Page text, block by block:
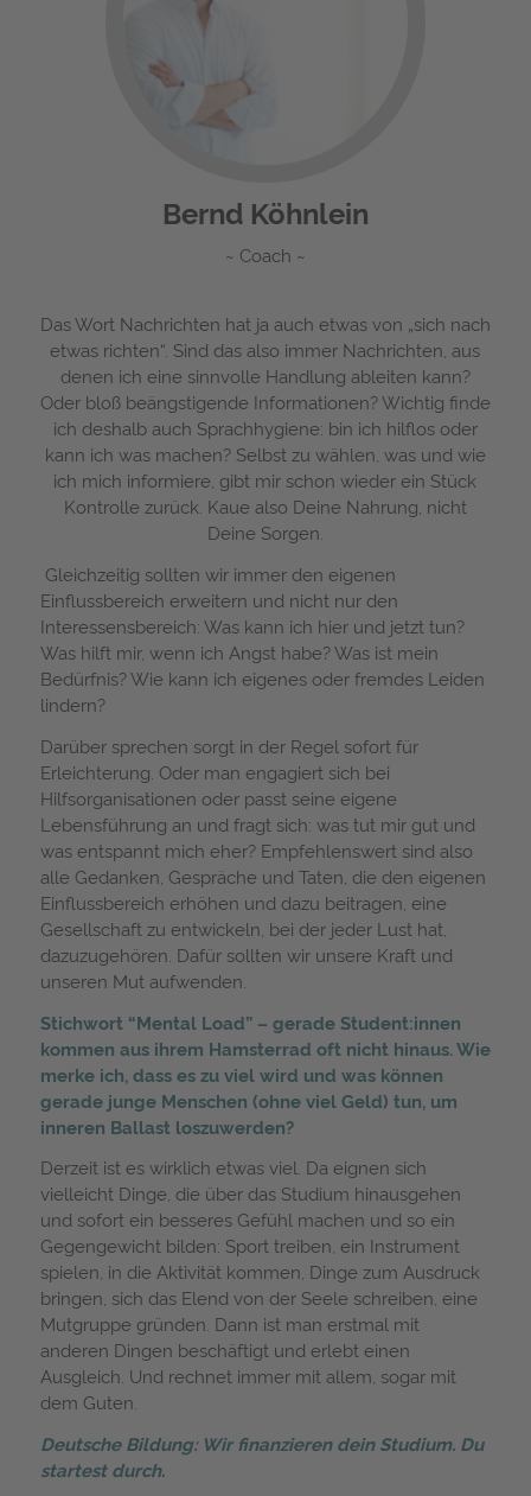
Bernd Köhnlein
Coach
Das Wort Nachrichten hat ja auch etwas von „sich nach
etwas richten“. Sind das also immer Nachrichten, aus
denen ich eine sinnvolle Handlung ableiten kann?
Oder bloß beängstigende Informationen? Wichtig finde
ich deshalb auch Sprachhygiene: bin ich hilflos oder
kann ich was machen? Selbst zu wählen, was und wie
ich mich informiere, gibt mir schon wieder ein Stück
Kontrolle zurück. Kaue also Deine Nahrung, nicht
Deine Sorgen.
Gleichzeitig sollten wir immer den eigenen
Einflussbereich erweitern und nicht nur den
Interessensbereich: Was kann ich hier und jetzt tun?
Was hilft mir, wenn ich Angst habe? Was ist mein
Bedürfnis? Wie kann ich eigenes oder fremdes Leiden
lindern?
Darüber sprechen sorgt in der Regel sofort für
Erleichterung. Oder man engagiert sich bei
Hilfsorganisationen oder passt seine eigene
Lebensführung an und fragt sich: was tut mir gut und
was entspannt mich eher? Empfehlenswert sind also
alle Gedanken, Gespräche und Taten, die den eigenen
Einflussbereich erhöhen und dazu beitragen, eine
Gesellschaft zu entwickeln, bei der jeder Lust hat,
dazuzugehören. Dafür sollten wir unsere Kraft und
unseren Mut aufwenden.
Stichwort “Mental Load” – gerade Student:innen
kommen aus ihrem Hamsterrad oft nicht hinaus. Wie
merke ich, dass es zu viel wird und was können
gerade junge Menschen (ohne viel Geld) tun, um
inneren Ballast loszuwerden?
Derzeit ist es wirklich etwas viel. Da eignen sich
vielleicht Dinge, die über das Studium hinausgehen
und sofort ein besseres Gefühl machen und so ein
Gegengewicht bilden: Sport treiben, ein Instrument
spielen, in die Aktivität kommen, Dinge zum Ausdruck
bringen, sich das Elend von der Seele schreiben, eine
Mutgruppe gründen. Dann ist man erstmal mit
anderen Dingen beschäftigt und erlebt einen
Ausgleich. Und rechnet immer mit allem, sogar mit
dem Guten.
Deutsche Bildung: Wir finanzieren dein Studium. Du
startest durch.